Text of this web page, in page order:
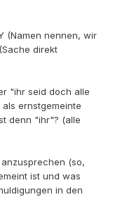
(Namen nennen, wir
direkt
"ihr seid doch alle
ernstgemeinte
denn "ihr"? (alle
(so,
ist und was
in den